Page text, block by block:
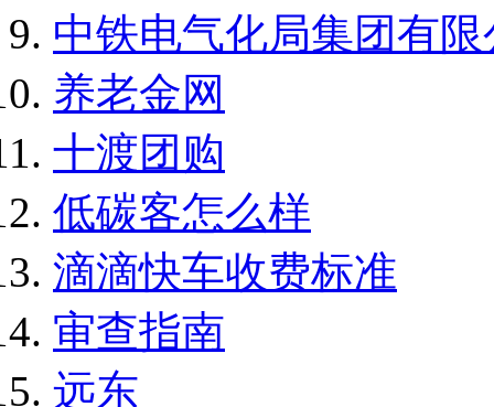
中铁电气化局集团有限
养老金网
十渡团购
低碳客怎么样
滴滴快车收费标准
审查指南
远东